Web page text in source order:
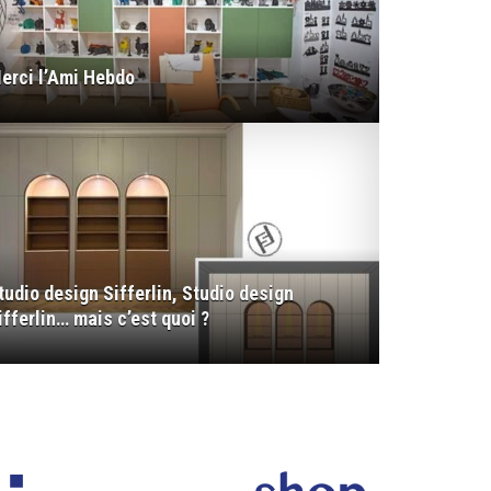
l’Ami Hebdo
design Sifferlin, Studio design
mais c’est quoi ?